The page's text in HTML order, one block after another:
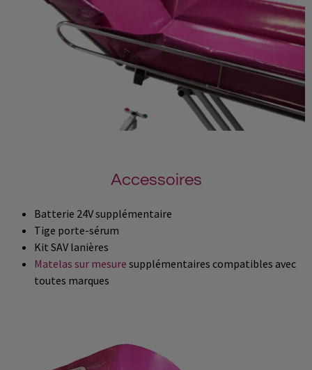
Accessoires
Batterie 24V supplémentaire
Tige porte-sérum
Kit SAV lanières
Matelas sur mesure supplémentaires compatibles avec
toutes marques